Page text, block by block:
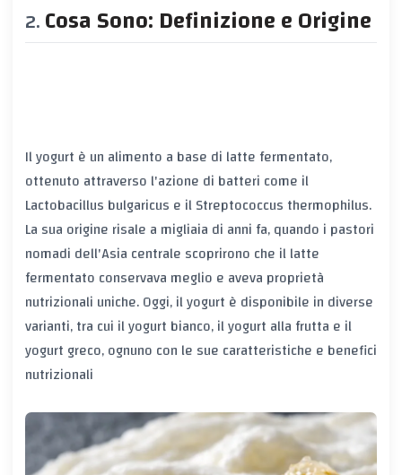
Cosa Sono: Definizione e Origine
Il yogurt è un alimento a base di latte fermentato,
ottenuto attraverso l'azione di batteri come il
Lactobacillus bulgaricus e il Streptococcus thermophilus.
La sua origine risale a migliaia di anni fa, quando i pastori
nomadi dell'Asia centrale scoprirono che il latte
fermentato conservava meglio e aveva proprietà
nutrizionali uniche. Oggi, il yogurt è disponibile in diverse
varianti, tra cui il yogurt bianco, il yogurt alla frutta e il
yogurt greco, ognuno con le sue caratteristiche e benefici
nutrizionali